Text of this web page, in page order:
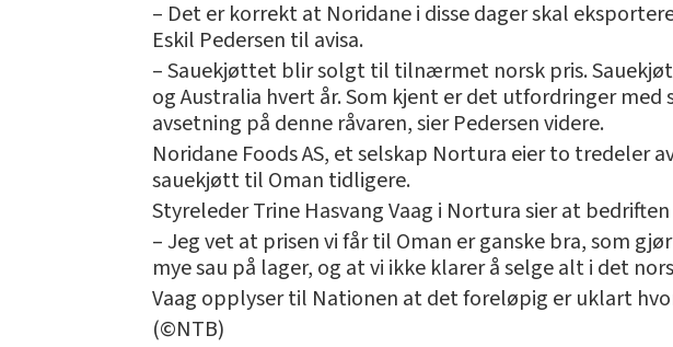
– Det er korrekt at Noridane i disse dager skal
Eskil Pedersen til avisa.
– Sauekjøttet blir solgt til tilnærmet norsk pris.
og Australia hvert år. Som kjent er det utfordringer
avsetning på denne råvaren, sier Pedersen videre.
Noridane Foods AS, et selskap Nortura eier to tredeler
sauekjøtt til Oman tidligere.
Styreleder Trine Hasvang Vaag i Nortura sier at
– Jeg vet at prisen vi får til Oman er ganske bra, som
mye sau på lager, og at vi ikke klarer å selge alt i det
Vaag opplyser til Nationen at det foreløpig er uklart
(©NTB)